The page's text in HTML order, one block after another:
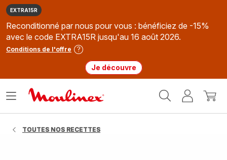
EXTRA15R
Reconditionné par nous pour vous : bénéficiez de -15%
avec le code EXTRA15R jusqu'au 16 août 2026.
Conditions de l'offre
Je découvre
MonMon
Ouvrir
TOUTES NOS RECETTES